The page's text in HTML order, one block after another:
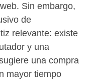
Sin embargo,
de
relevante: existe
y una
una compra
mayor tiempo